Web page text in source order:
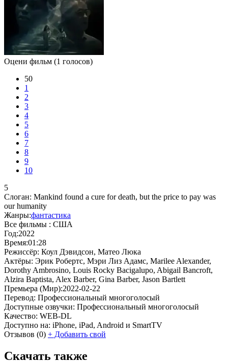
Оцени фильм (1 голосов)
50
1
2
3
4
5
6
7
8
9
10
5
Слоган: Mankind found a cure for death, but the price to pay was
our humanity
Жанры:фантастика
Все фильмы : США
Год:2022
Время:01:28
Режиссёр: Коул Дэвидсон, Матео Люка
Актёры: Эрик Робертс, Мэри Лиз Адамс, Marilee Alexander,
Dorothy Ambrosino, Louis Rocky Bacigalupo, Abigail Bancroft,
Alzira Baptista, Alex Barber, Gina Barber, Jason Bartlett
Премьера (Мир):2022-02-22
Перевод: Профессиональный многоголосый
Доступные озвучки: Профессиональный многоголосый
Качество: WEB-DL
Доступно на: iPhone, iPad, Android и SmartTV
Отзывов (0) + Добавить свой
Скачать также